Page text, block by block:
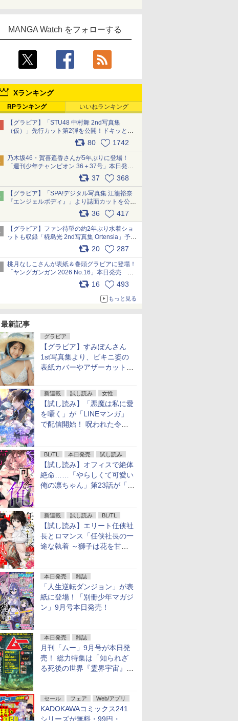
MANGA Watch をフォローする
Xランキング
RPランキング いいねランキング
【グラビア】「STU48 中村舞 2nd写真集
（仮）」先行カット第2弾を公開！ドキッとす
るランジェリーカットなど新たな挑戦
80 1742
乃木坂46・賀喜遥香さんが5年ぶりに登場！
「週刊少年チャンピオン 36＋37号」本日発
売 pic.x.com/2Mo85ZlRvK
37 368
【グラビア】「SPA!デジタル写真集 江籠裕奈
『エンジェルボディ』」より誌面カットを公
開！ pic.x.com/Yl52UEMoko 36 417
【グラビア】ファン待望の約2年ぶり水着ショ
ットも収録「椛島光 2nd写真集 Ortensia」予約
20 287
桃月なしこさんが表紙＆巻頭グラビアに登場！
「ヤングガンガン 2026 No.16」本日発売
16 493
もっと見る
最新記事
グラビア
【グラビア】すみぽんさん
1st写真集より、ビキニ姿の
表紙カバーやアザーカットを
新連載 試し読み 女性
【試し読み】「悪魔は私に愛
を囁く」が「LINEマンガ」
で配信開始！ 呪われた令嬢×
BL/TL 本日発売 試し読み
【試し読み】オフィスで絶体
絶命……「やらしくて可愛い
俺の凛ちゃん」第23話が「コ
新連載 試し読み BL/TL
【試し読み】エリート任侠社
長とロマンス「任侠社長の一
途な執着 ～獅子は花を甘く
本日発売 雑誌
「人生逆転ダンジョン」が表
紙に登場！「別冊少年マガジ
ン」9月号本日発売！
本日発売 雑誌
月刊「ムー」9月号が本日発
売！ 総力特集は「知られざ
る死後の世界『霊界宇宙』の
セール フェア Web/アプリ
KADOKAWAコミックス241
シリーズが無料・99円・